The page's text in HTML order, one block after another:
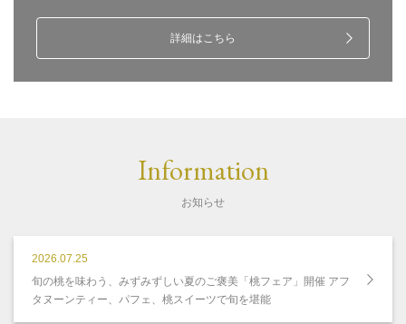
詳細はこちら
Information
お知らせ
2026.07.25
旬の桃を味わう、みずみずしい夏のご褒美「桃フェア」開催 アフ
タヌーンティー、パフェ、桃スイーツで旬を堪能